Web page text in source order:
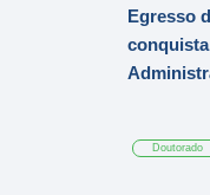
Egresso
Doutorado